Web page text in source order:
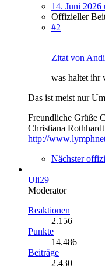
14. Juni 2026
Offizieller
#2
Zitat von
was haltet ihr
Das ist meist nur
Freundliche Grüße
Christiana Rothhardt
http://
Nächster
Uli29
Moderator
Reaktionen
2.156
Punkte
14.486
Beiträge
2.430